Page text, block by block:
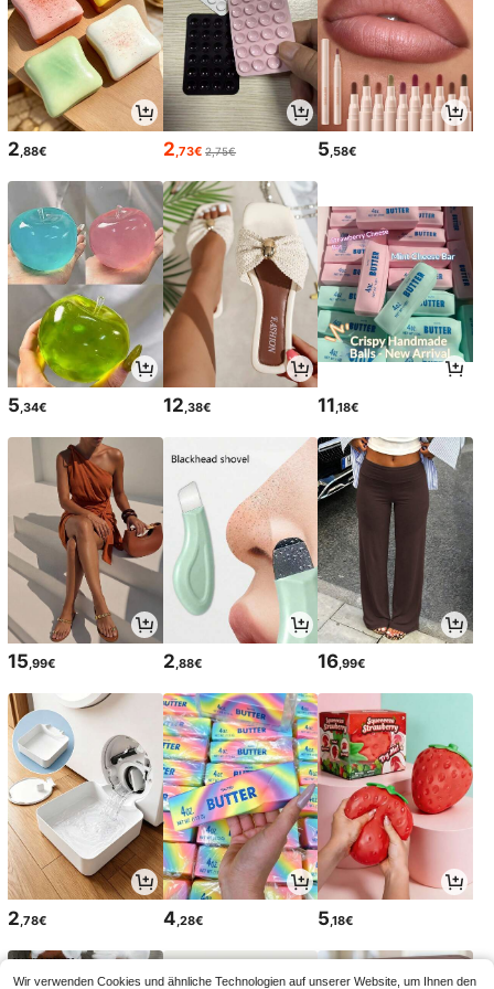
2 ,88€ 2 ,73€ 2,75€ 5 ,58€
5,34€ 12,38€ 11,18€
15,99€ 2,88€ 16,99€
2 ,78€ 4 ,28€ 5 ,18€
Wir verwenden Cookies und ähnliche Technologien auf unserer Website, um Ihnen den